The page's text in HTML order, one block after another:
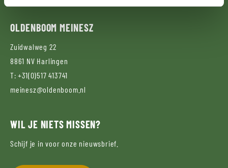
OLDENBOOMMEINESZ
Zuidwalweg 22
8861 NV Harlingen
T: +31(0)517 413741
meinesz@oldenboom.nl
WIL JE NIETS MISSEN?
Schijf je in voor onze nieuwsbrief.